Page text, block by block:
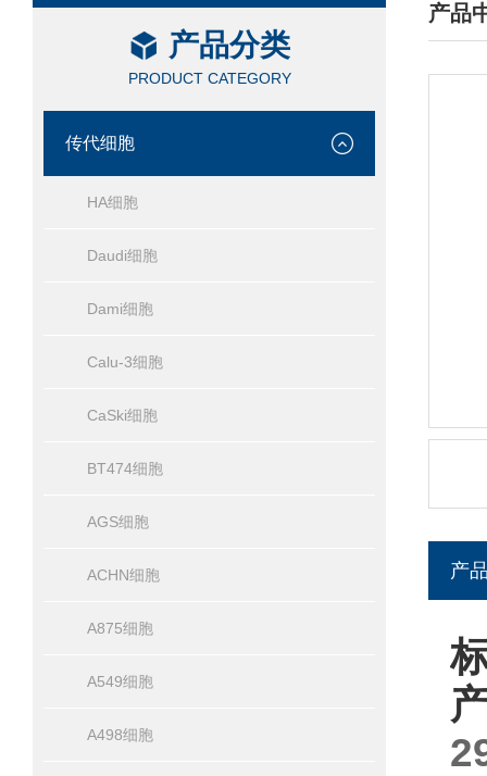
产品分类
PRODUCT CATEGORY
传代细胞
HA细胞
Daudi细胞
Dami细胞
Calu-3细胞
CaSki细胞
BT474细胞
AGS细胞
ACHN细胞
A875细胞
A549细胞
A498细胞
产品
/
产